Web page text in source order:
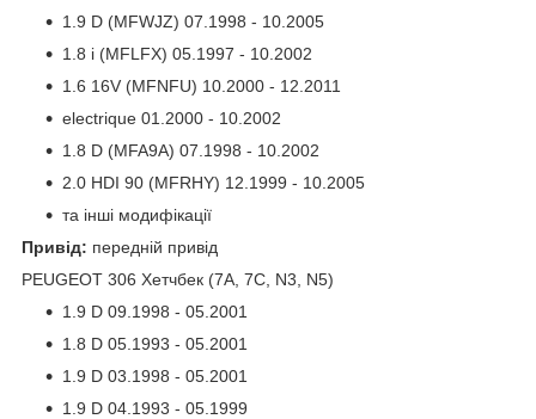
1.9 D (MFWJZ) 07.1998 - 10.2005
1.8 i (MFLFX) 05.1997 - 10.2002
1.6 16V (MFNFU) 10.2000 - 12.2011
electrique 01.2000 - 10.2002
1.8 D (MFA9A) 07.1998 - 10.2002
2.0 HDI 90 (MFRHY) 12.1999 - 10.2005
та інші модифікації
Привід: передній привід
PEUGEOT 306 Хетчбек (7A, 7C, N3, N5)
1.9 D 09.1998 - 05.2001
1.8 D 05.1993 - 05.2001
1.9 D 03.1998 - 05.2001
1.9 D 04.1993 - 05.1999